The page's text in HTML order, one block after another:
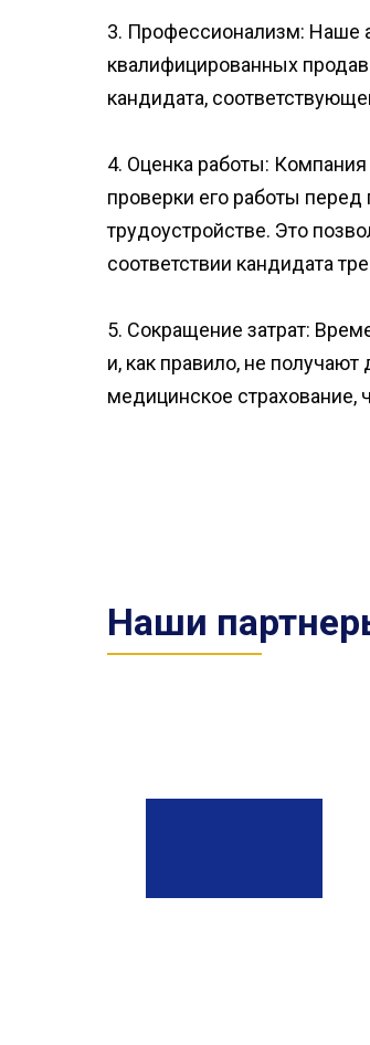
3. Профессионализм: Наше
квалифицированных
кандидата,
4. Оценка работы:
проверки его работы
трудоустройстве. Это
соответствии кандидата
5. Сокращение затрат:
и, как правило, не получают
медицинское страхование,
Наши